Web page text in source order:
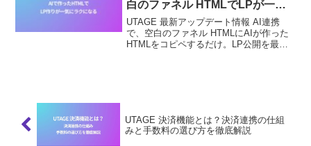
白のファネル HTMLでLPが一気
にラクになる
UTAGE 最新アップデート情報 AI連携
で、空白のファネル HTMLにAIが作った
HTMLをコピペするだけ。LP公開を最短
UTAGE 決済機能とは？決済連携の仕組
みと手数料の選び方を徹底解説